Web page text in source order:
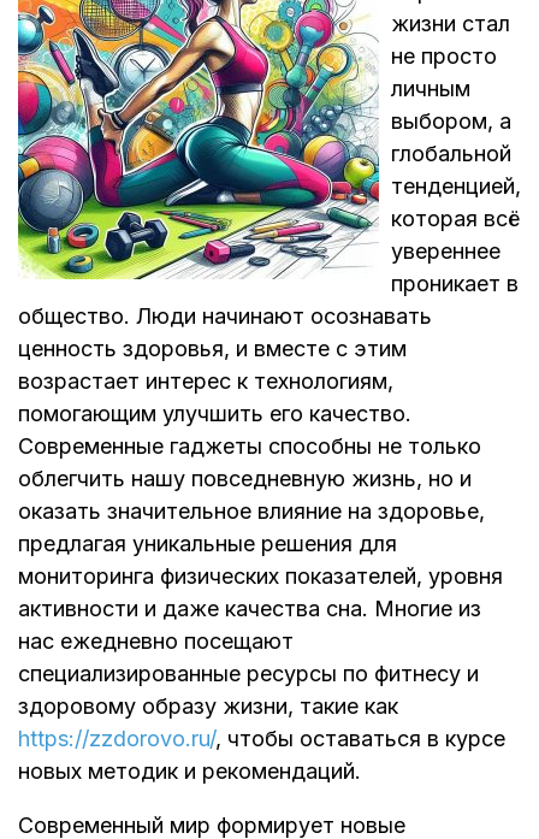
жизни стал
не просто
личным
выбором, а
глобальной
тенденцией,
которая всё
увереннее
проникает в
общество. Люди начинают осознавать
ценность здоровья, и вместе с этим
возрастает интерес к технологиям,
помогающим улучшить его качество.
Современные гаджеты способны не только
облегчить нашу повседневную жизнь, но и
оказать значительное влияние на здоровье,
предлагая уникальные решения для
мониторинга физических показателей, уровня
активности и даже качества сна. Многие из
нас ежедневно посещают
специализированные ресурсы по фитнесу и
здоровому образу жизни, такие как
https://zzdorovo.ru/, чтобы оставаться в курсе
новых методик и рекомендаций.
Современный мир формирует новые